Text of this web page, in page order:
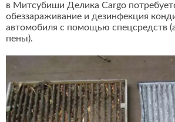
в Митсубиши Делика Cargo
обеззараживание и дезинфекция
автомобиля с помощью спецсредств
пены).